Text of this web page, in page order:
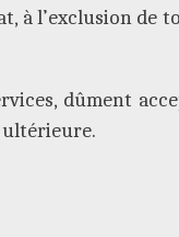
à l’exclusion de
dûment
ultérieure.